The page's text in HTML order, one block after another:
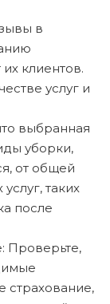
в
клиентов.
услуг и
выбранная
уборки,
от общей
таких
после
Проверьте,
страхование,